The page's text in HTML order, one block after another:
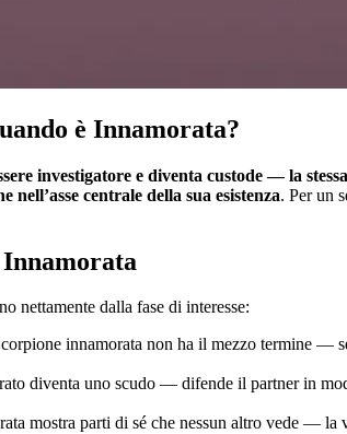
è Innamorata?
investigatore e diventa custode — la
centrale della sua esistenza. Per un
nettamente dalla fase di interesse:
innamorata non ha il mezzo termine —
diventa uno scudo — difende il partner in
mostra parti di sé che nessun altro vede —